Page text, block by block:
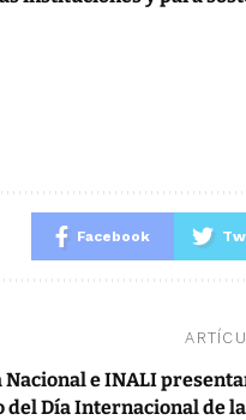
Facebook
Nacional e INALI
Día Internacional de